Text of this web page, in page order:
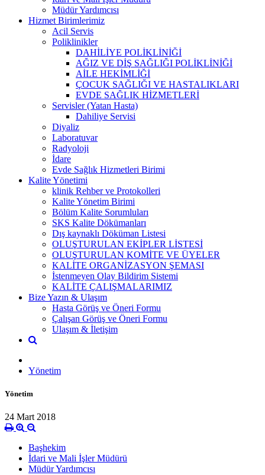
Müdür Yardımcısı
Hizmet Birimlerimiz
Acil Servis
Poliklinikler
DAHİLİYE POLİKLİNİĞİ
AĞIZ VE DİŞ SAĞLIĞI POLİKLİNİĞİ
AİLE HEKİMLİĞİ
ÇOCUK SAĞLIĞI VE HASTALIKLARI
EVDE SAĞLIK HİZMETLERİ
Servisler (Yatan Hasta)
Dahiliye Servisi
Diyaliz
Laboratuvar
Radyoloji
İdare
Evde Sağlık Hizmetleri Birimi
Kalite Yönetimi
klinik Rehber ve Protokolleri
Kalite Yönetim Birimi
Bölüm Kalite Sorumluları
SKS Kalite Dökümanları
Dış kaynaklı Döküman Listesi
OLUŞTURULAN EKİPLER LİSTESİ
OLUŞTURULAN KOMİTE VE ÜYELER
KALİTE ORGANİZASYON ŞEMASI
İstenmeyen Olay Bildirim Sistemi
KALİTE ÇALIŞMALARIMIZ
Bize Yazın & Ulaşım
Hasta Görüş ve Öneri Formu
Çalışan Görüş ve Öneri Formu
Ulaşım & İletişim
Yönetim
Yönetim
24 Mart 2018
Başhekim
İdari ve Mali İşler Müdürü
Müdür Yardımcısı